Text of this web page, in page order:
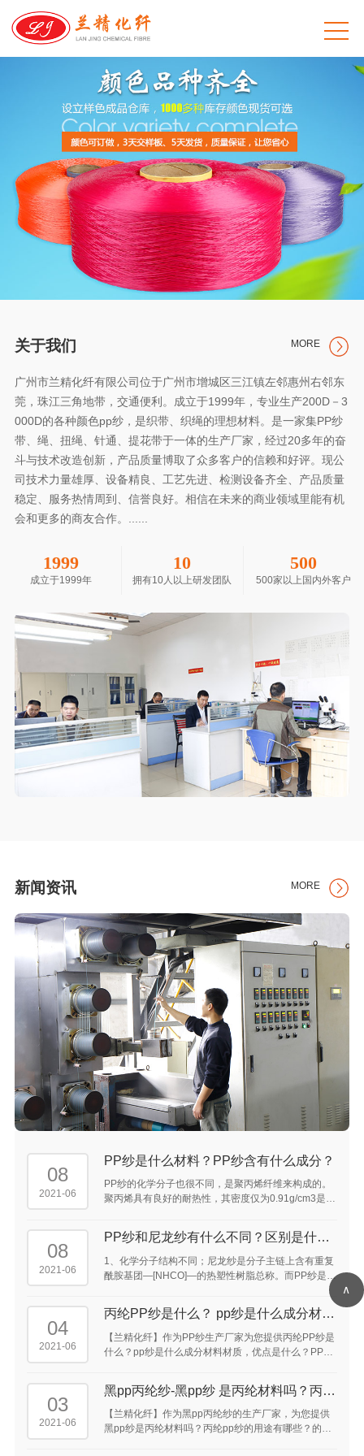
关于我们 MORE
广州市兰精化纤有限公司位于广州市增城区三江镇左邻惠州右邻东
莞，珠江三角地带，交通便利。成立于1999年，专业生产200D－3
000D的各种颜色pp纱，是织带、织绳的理想材料。是一家集PP纱
带、绳、扭绳、针通、提花带于一体的生产厂家，经过20多年的奋
斗与技术改造创新，产品质量博取了众多客户的信赖和好评。现公
司技术力量雄厚、设备精良、工艺先进、检测设备齐全、产品质量
稳定、服务热情周到、信誉良好。相信在未来的商业领域里能有机
会和更多的商友合作。......
1999
成立于1999年
10
拥有10人以上研发团队
500
500家以上国内外客户
新闻资讯 MORE
08
2021-06
PP纱是什么材料？PP纱含有什么成分？
PP纱的化学分子也很不同，是聚丙烯纤维来构成的。
聚丙烯具有良好的耐热性，其密度仅为0.91g/cm3是常
可比其他纤维得到的较高的覆盖面积。 ...
08
2021-06
PP纱和尼龙纱有什么不同？区别是什
么？
1、化学分子结构不同；尼龙纱是分子主链上含有重复
酰胺基团—[NHCO]—的热塑性树脂总称。而PP纱是聚
04
2021-06
丙纶PP纱是什么？ pp纱是什么成分材料
材质，优点是什么？ ...
【兰精化纤】作为PP纱生产厂家为您提供丙纶PP纱是
什么？pp纱是什么成分材料材质，优点是什么？PP纱
西，pp纱原材料是什么的答案供大家参考。 ...
03
2021-06
黑pp丙纶纱-黑pp纱 是丙纶材料吗？丙纶
pp纱的用途 有哪些？ ...
【兰精化纤】作为黑pp丙纶纱的生产厂家，为您提供
黑pp纱是丙纶材料吗？丙纶pp纱的用途有哪些？的介
∧